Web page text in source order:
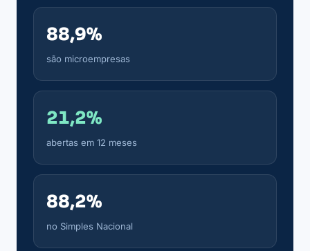
88,9%
são microempresas
21,2%
abertas em 12 meses
88,2%
no Simples Nacional